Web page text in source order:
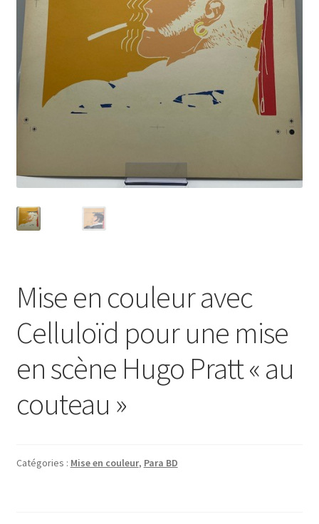
Mise en couleur avec
Celluloïd pour une mise
en scène Hugo Pratt « au
couteau »
Catégories : Mise en couleur, Para BD